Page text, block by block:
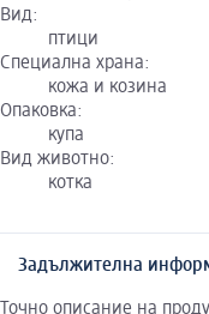
Вид:
птици
Специална храна:
кожа и козина
Опаковка:
купа
Вид животно:
котка
Задължителна
Точно описание на